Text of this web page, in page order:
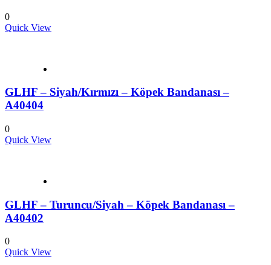
0
Quick View
GLHF – Siyah/Kırmızı – Köpek Bandanası –
A40404
0
Quick View
GLHF – Turuncu/Siyah – Köpek Bandanası –
A40402
0
Quick View